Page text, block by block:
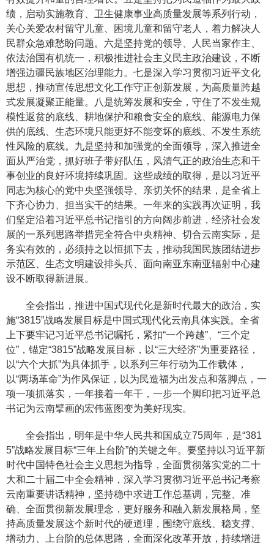
绩，启动实施教育、卫生健康事业高质量发展等系列行动，
关心关爱农村留守儿童、困境儿童和留守老人，着力解决人
民群众急难愁盼问题。六是坚持党的领导、人民当家作主、
依法治国有机统一，积极推进社会主义民主政治建设，不断
增强边疆民族地区治理能力。七是深入学习贯彻习近平文化
思想，推动宣传思想文化工作守正创新发展，为高质量跨越
式发展凝聚正能量。八是统筹发展和安全，守住了不发生规
模性返贫的底线、耕地保护和粮食安全的底线、能源电力保
供的底线、生态环境只能更好不能变坏的底线、不发生系统
性风险的底线。九是坚持和加强党的全面领导，深入推进全
面从严治党，抓好班子带好队伍，风清气正的政治生态和干
事创业的良好环境持续巩固。这些成绩的取得，是以习近平
同志为核心的党中央坚强领导、亲切关怀的结果，是全省上
下齐心协力、担当实干的结果。一年来的实践再次证明，我
们坚定沿着习近平总书记指引的方向阔步前进，经济社会发
展的一系列思路举措完全符合中央精神、切合云南实际，是
务实有效的，必须持之以恒抓下去，推动我国民族团结进步
示范区、生态文明建设排头兵、面向南亚东南亚辐射中心建
设不断取得新进展。
全会指出，推进中国式现代化是新时代最大的政治，实
施“3815”战略发展目标是中国式现代化云南具体实践。全省
上下要牢记习近平总书记嘱托，紧扣“一个跨越”、“三个定
位”，锚定“3815”战略发展目标，以“三大经济”为重要路径，
以“六个大抓”为具体抓手，以系列三年行动为工作载体，
以“两场革命”为作风保证，以为民造福为出发点和落脚点，一
项一项抓落实，一年接着一年干，一步一个脚印把习近平总
书记为云南擘画的宏伟蓝图变为美好现实。
全会指出，明年是中华人民共和国成立75周年，是“381
5”战略发展目标“三年上台阶”的关键之年。要坚持以习近平新
时代中国特色社会主义思想为指导，全面贯彻落实党的二十
大和二十届二中全会精神，深入学习贯彻习近平总书记考察
云南重要讲话精神，坚持稳中求进工作总基调，完整、准
确、全面贯彻新发展理念，更好服务和融入新发展格局，坚
持高质量发展这个新时代的硬道理，围绕守底线、稳支撑、
增动力、上台阶的总体思路，全面深化改革开放，持续增进